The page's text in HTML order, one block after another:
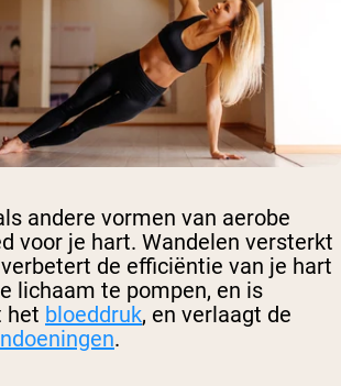
andere vormen van aerobe
voor je hart. Wandelen versterkt
de efficiëntie van je hart
lichaam te pompen, en is
het bloeddruk, en verlaagt de
.